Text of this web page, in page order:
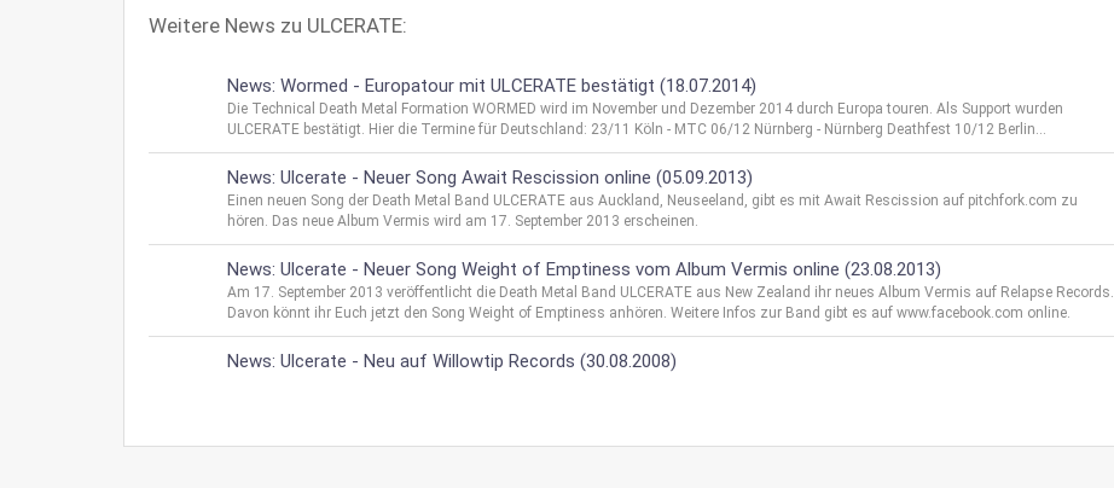
Weitere News zu ULCERATE:
News: Wormed - Europatour mit ULCERATE bestätigt (18.07.2014)
Die Technical Death Metal Formation WORMED wird im November und Dezember 2014 durch Europa touren. Als Support wurden
ULCERATE bestätigt. Hier die Termine für Deutschland: 23/11 Köln - MTC 06/12 Nürnberg - Nürnberg Deathfest 10/12 Berlin...
News: Ulcerate - Neuer Song Await Rescission online (05.09.2013)
Einen neuen Song der Death Metal Band ULCERATE aus Auckland, Neuseeland, gibt es mit Await Rescission auf pitchfork.com zu
hören. Das neue Album Vermis wird am 17. September 2013 erscheinen.
News: Ulcerate - Neuer Song Weight of Emptiness vom Album Vermis online (23.08.2013)
Am 17. September 2013 veröffentlicht die Death Metal Band ULCERATE aus New Zealand ihr neues Album Vermis auf Relapse Records.
Davon könnt ihr Euch jetzt den Song Weight of Emptiness anhören. Weitere Infos zur Band gibt es auf www.facebook.com online.
News: Ulcerate - Neu auf Willowtip Records (30.08.2008)